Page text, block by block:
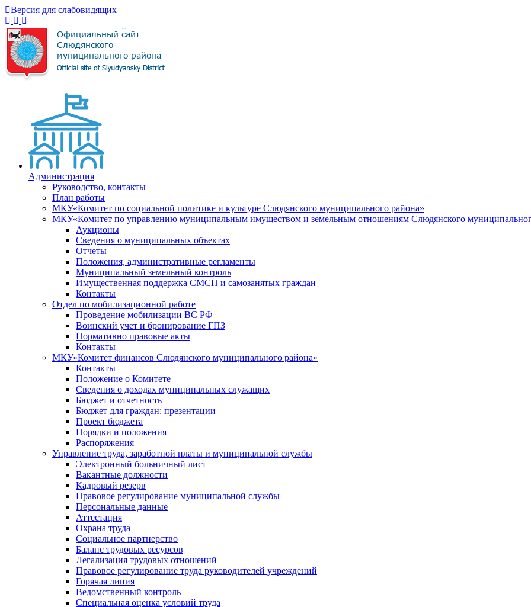
Версия для слабовидящих
Администрация
Руководство, контакты
План работы
МКУ«Комитет по социальной политике и культуре Слюдянского муниципального района»
МКУ«Комитет по управлению муниципальным имуществом и земельным отношениям Слюдянского
Аукционы
Сведения о муниципальных объектах
Отчеты
Положения, административные регламенты
Муниципальный земельный контроль
Имущественная поддержка СМСП и самозанятых граждан
Контакты
Отдел по мобилизационной работе
Проведение мобилизации ВС РФ
Воинский учет и бронирование ГПЗ
Нормативно правовые акты
Контакты
МКУ«Комитет финансов Слюдянского муниципального района»
Контакты
Положение о Комитете
Сведения о доходах муниципальных служащих
Бюджет и отчетность
Бюджет для граждан: презентации
Проект бюджета
Порядки и положения
Распоряжения
Управление труда, заработной платы и муниципальной службы
Электронный больничный лист
Вакантные должности
Кадровый резерв
Правовое регулирование муниципальной службы
Персональные данные
Аттестация
Охрана труда
Социальное партнерство
Баланс трудовых ресурсов
Легализация трудовых отношений
Правовое регулирование труда руководителей учреждений
Горячая линия
Ведомственный контроль
Специальная оценка условий труда